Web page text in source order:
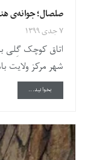
صلصال؛ جوانه‌ی
۷ جدی ۱۳۹۹
اتاق کوچک گِلی
شهر مرکز ولایت
بخوانید...